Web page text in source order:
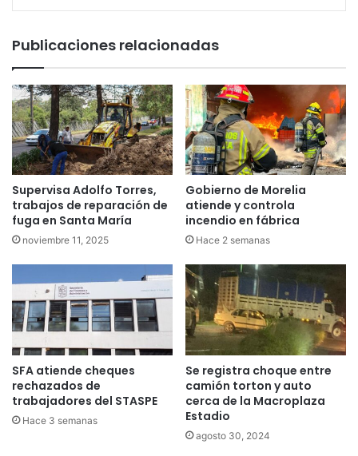
Publicaciones relacionadas
Supervisa Adolfo Torres,
trabajos de reparación de
fuga en Santa María
noviembre 11, 2025
Gobierno de Morelia
atiende y controla
incendio en fábrica
Hace 2 semanas
SFA atiende cheques
rechazados de
trabajadores del STASPE
Hace 3 semanas
Se registra choque entre
camión torton y auto
cerca de la Macroplaza
Estadio
agosto 30, 2024